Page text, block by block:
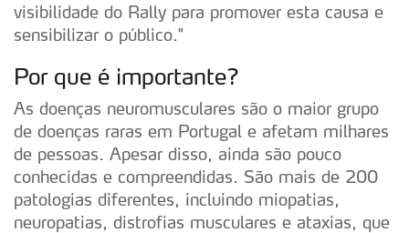
visibilidade do Rally para promover esta causa e
sensibilizar o público."
Por que é importante?
As doenças neuromusculares são o maior grupo
de doenças raras em Portugal e afetam milhares
de pessoas. Apesar disso, ainda são pouco
conhecidas e compreendidas. São mais de 200
patologias diferentes, incluindo miopatias,
neuropatias, distrofias musculares e ataxias, que